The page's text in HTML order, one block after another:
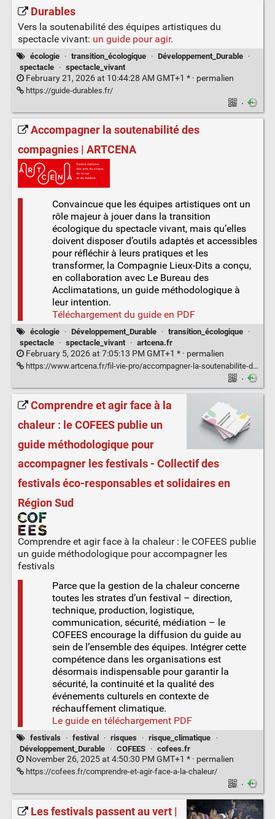
Durables
Vers la soutenabilité des équipes artistiques du
spectacle vivant: un guide pour agir.
écologie · transition_écologique · Développement_Durable ·
spectacle
· spectacle_vivant
February 21, 2026 at 10:44:28 AM GMT+1 * · permalien
https://guide-durables.fr/
·
Accompagner la soutenabilité des
compagnies | ARTCENA
Convaincue que les équipes artistiques ont un
rôle majeur à jouer dans la transition
écologique du spectacle vivant, mais qu’elles
doivent disposer d’outils adaptés et accessibles
pour réfléchir à leurs pratiques et les
transformer, la Compagnie Lieux-Dits a conçu,
en collaboration avec Le Bureau des
Acclimatations, un guide méthodologique à
leur intention.
Téléchargement du guide en PDF
écologie · Développement_Durable · transition_écologique ·
spectacle
· spectacle_vivant · artcena.fr
February 5, 2026 at 7:05:13 PM GMT+1 * · permalien
https://www.artcena.fr/fil-vie-pro/accompagner-la-soutenabilite-des-compagnies
·
Comprendre et agir face à la
chaleur : le COFEES publie un
guide méthodologique pour
accompagner les festivals - Collectif des
festivals éco-responsables et solidaires en
Région Sud
Comprendre et agir face à la chaleur : le COFEES publie
un guide méthodologique pour accompagner les
festivals
Parce que la gestion de la chaleur concerne
toutes les strates d’un festival – direction,
technique, production, logistique,
communication, sécurité, médiation – le
COFEES encourage la diffusion du guide au
sein de l’ensemble des équipes. Intégrer cette
compétence dans les organisations est
désormais indispensable pour garantir la
sécurité, la continuité et la qualité des
événements culturels en contexte de
réchauffement climatique.
Le guide en téléchargement PDF
festivals · festival · risques · risque_climatique
·
Développement_Durable
· COFEES · cofees.fr
November 26, 2025 at 4:50:30 PM GMT+1 * · permalien
https://cofees.fr/comprendre-et-agir-face-a-la-chaleur/
·
Les festivals passent au vert |